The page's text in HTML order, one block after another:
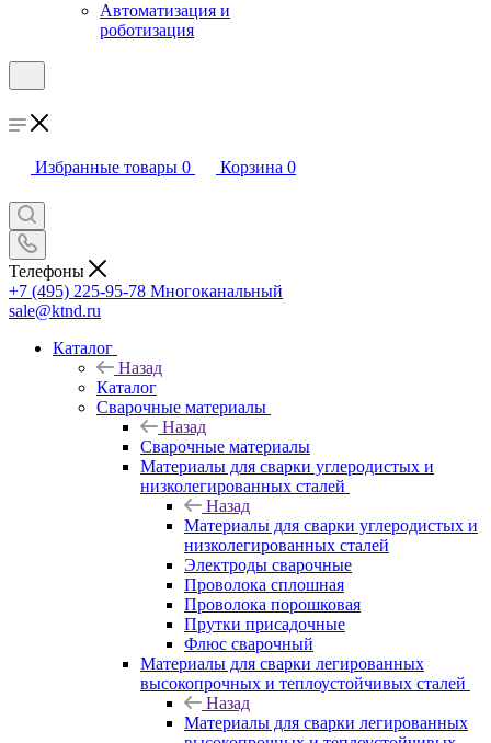
Автоматизация и
роботизация
Избранные товары 0 Корзина 0
Телефоны
+7 (495) 225-95-78 Многоканальный
sale@ktnd.ru
Каталог
Назад
Каталог
Сварочные материалы
Назад
Сварочные материалы
Материалы для сварки углеродистых и
низколегированных сталей
Назад
Материалы для сварки углеродистых и
низколегированных сталей
Электроды сварочные
Проволока сплошная
Проволока порошковая
Прутки присадочные
Флюс сварочный
Материалы для сварки легированных
высокопрочных и теплоустойчивых сталей
Назад
Материалы для сварки легированных